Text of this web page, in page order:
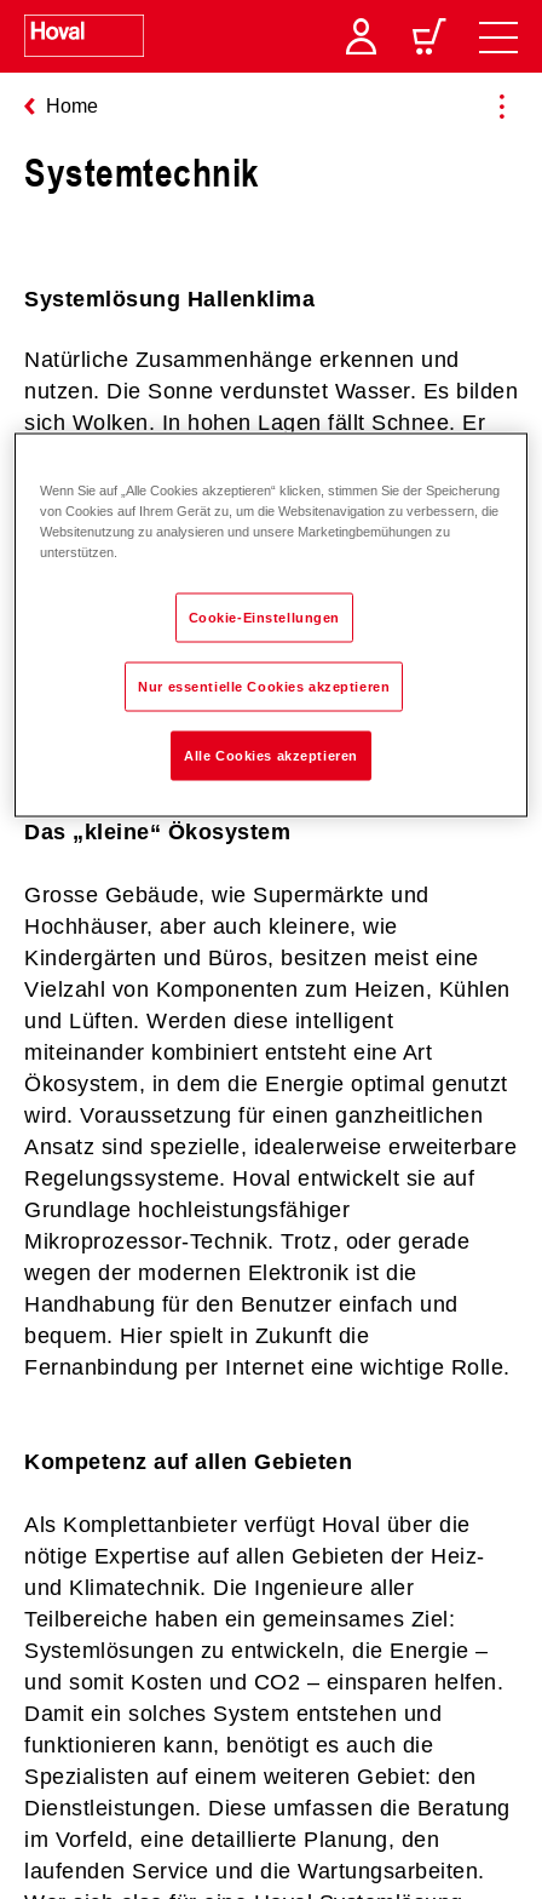
Home
Systemtechnik
Systemlösung Hallenklima
Natürliche Zusammenhänge erkennen und
nutzen. Die Sonne verdunstet Wasser. Es bilden
sich Wolken. In hohen Lagen fällt Schnee. Er
Dessen Schmelzwasser nährt Rinnsale, Bäche
und Flüsse, kühlt und belebt die Alpen.
energiesparende, sichere und einfach zu
bedienende Heiz- und Klimasysteme. Denn die
darum geht, Lösungen energieneutral und aus
einer Hand anzubieten.
Das „kleine“ Ökosystem
Grosse Gebäude, wie Supermärkte und
Hochhäuser, aber auch kleinere, wie
Kindergärten und Büros, besitzen meist eine
Vielzahl von Komponenten zum Heizen, Kühlen
und Lüften. Werden diese intelligent
miteinander kombiniert entsteht eine Art
Ökosystem, in dem die Energie optimal genutzt
wird. Voraussetzung für einen ganzheitlichen
Ansatz sind spezielle, idealerweise erweiterbare
Regelungssysteme. Hoval entwickelt sie auf
Grundlage hochleistungsfähiger
Mikroprozessor-Technik. Trotz, oder gerade
wegen der modernen Elektronik ist die
Handhabung für den Benutzer einfach und
bequem. Hier spielt in Zukunft die
Fernanbindung per Internet eine wichtige Rolle.
Kompetenz auf allen Gebieten
Als Komplettanbieter verfügt Hoval über die
nötige Expertise auf allen Gebieten der Heiz-
und Klimatechnik. Die Ingenieure aller
Teilbereiche haben ein gemeinsames Ziel:
Systemlösungen zu entwickeln, die Energie –
und somit Kosten und CO2 – einsparen helfen.
Damit ein solches System entstehen und
funktionieren kann, benötigt es auch die
Spezialisten auf einem weiteren Gebiet: den
Dienstleistungen. Diese umfassen die Beratung
im Vorfeld, eine detaillierte Planung, den
laufenden Service und die Wartungsarbeiten.
Wenn Sie auf „Alle Cookies akzeptieren“ klicken, stimmen Sie der Speicherung
von Cookies auf Ihrem Gerät zu, um die Websitenavigation zu verbessern, die
Websitenutzung zu analysieren und unsere Marketingbemühungen zu
unterstützen.
Cookie-Einstellungen
Nur essentielle Cookies akzeptieren
Alle Cookies akzeptieren